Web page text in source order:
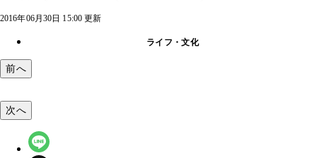
2016年06月30日 15:00 更新
ライフ・文化
前へ
次へ